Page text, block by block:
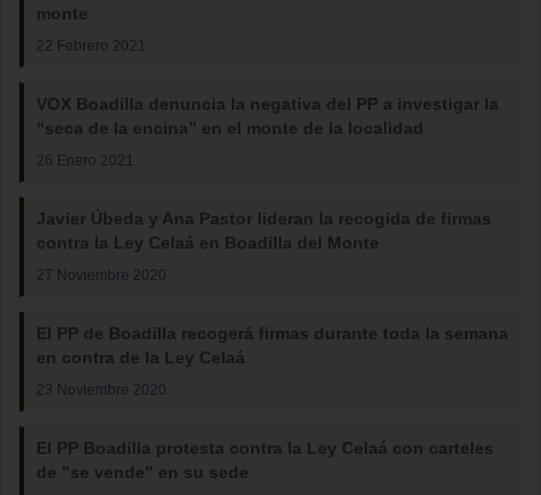
monte
22 Febrero 2021
VOX Boadilla denuncia la negativa del PP a investigar la
“seca de la encina” en el monte de la localidad
26 Enero 2021
Javier Úbeda y Ana Pastor lideran la recogida de firmas
contra la Ley Celaá en Boadilla del Monte
27 Noviembre 2020
El PP de Boadilla recogerá firmas durante toda la semana
en contra de la Ley Celaá
23 Noviembre 2020
El PP Boadilla protesta contra la Ley Celaá con carteles
de "se vende" en su sede